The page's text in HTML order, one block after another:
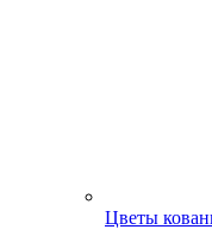
Цветы